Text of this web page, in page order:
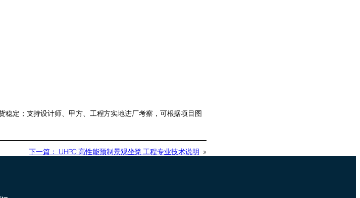
定；支持设计师、甲方、工程方实地进厂考察，可根据项目图
下一篇： UHPC 高性能预制景观坐凳 工程专业技术说明 »